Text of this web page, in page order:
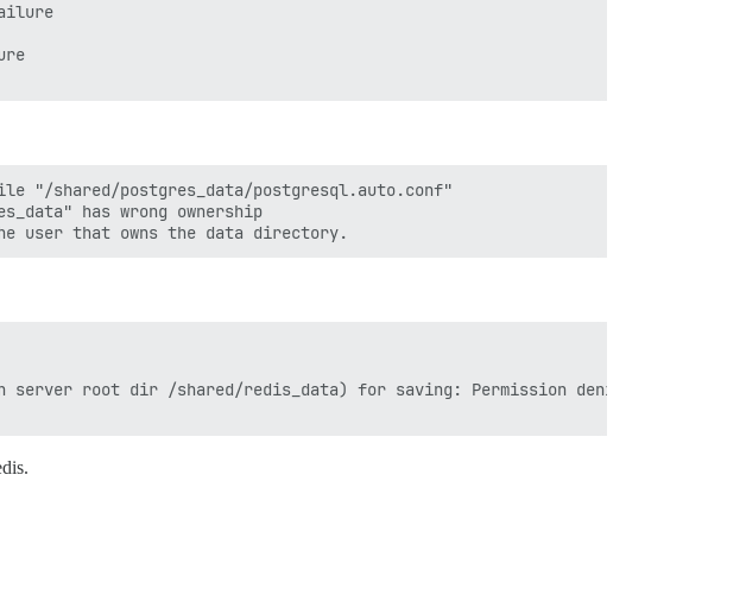
"/shared/postgres_data/postgresql.auto.conf"
has wrong ownership
server root dir /shared/redis_data) for saving: Permission denied